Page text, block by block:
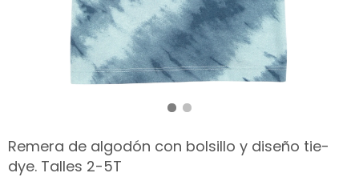
Remera de algodón con bolsillo y diseño tie-
dye. Talles 2-5T